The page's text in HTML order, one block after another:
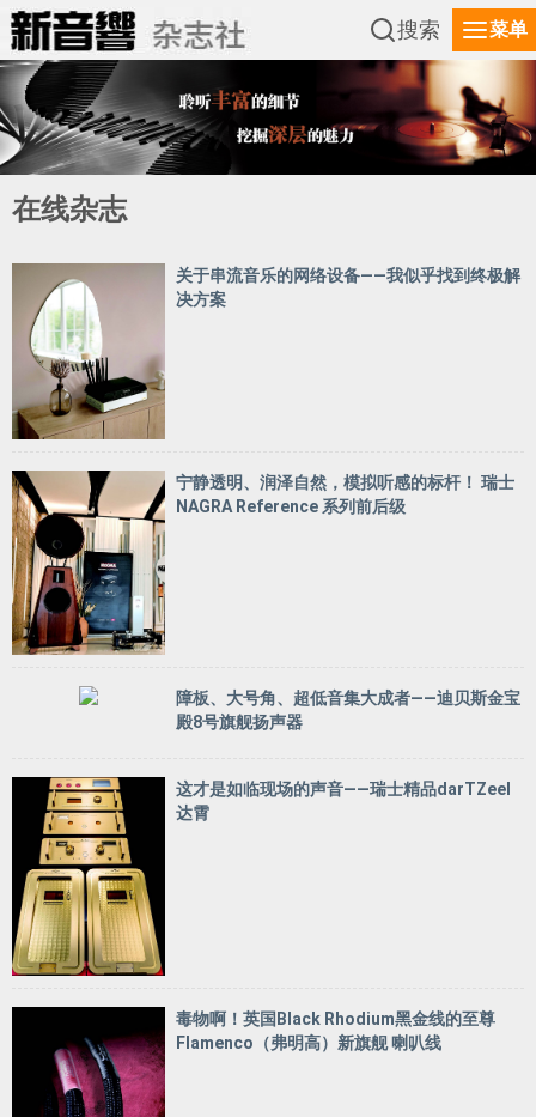
搜索 菜单
在线杂志
关于串流音乐的网络设备——我似乎找到终极解
决方案
宁静透明、润泽自然，模拟听感的标杆！ 瑞士
NAGRA Reference 系列前后级
障板、大号角、超低音集大成者——迪贝斯金宝
殿8号旗舰扬声器
这才是如临现场的声音——瑞士精品darTZeel
达霄
毒物啊！英国Black Rhodium黑金线的至尊
Flamenco（弗明高）新旗舰 喇叭线